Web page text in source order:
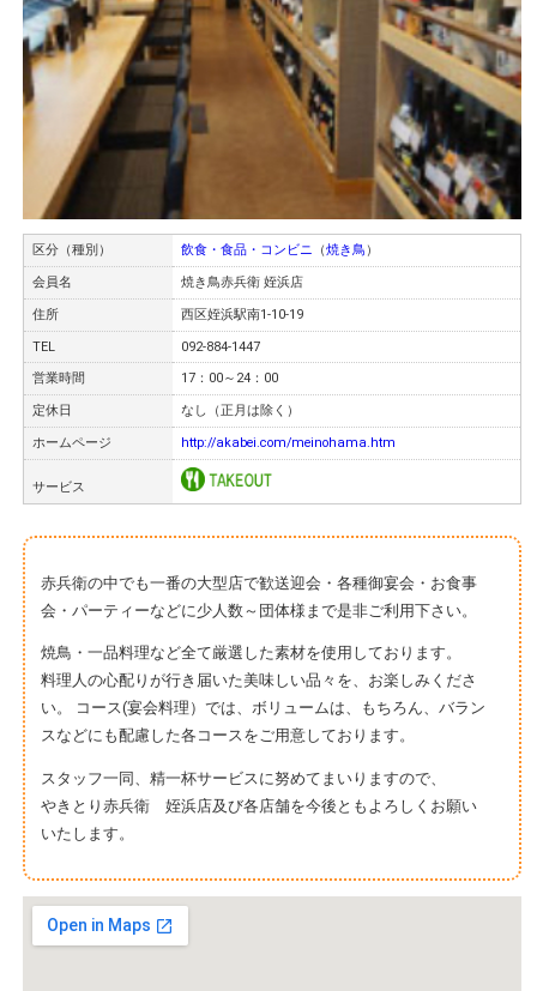
区分（種別） 飲食・食品・コンビニ （焼き⿃ ）
会員名 焼き鳥赤兵衛 姪浜店
住所 西区姪浜駅南1-10-19
TEL
092-884-1447
営業時間
17：00～24：00
定休日 なし（正月は除く）
ホームページ http://akabei.com/meinohama.htm
サービス
赤兵衛の中でも一番の大型店で歓送迎会・各種御宴会・お食事
会・パーティーなどに少人数～団体様まで是非ご利用下さい。
焼鳥・一品料理など全て厳選した素材を使用しております。
料理人の心配りが行き届いた美味しい品々を、お楽しみくださ
い。 コース(宴会料理）では、ボリュームは、もちろん、バラン
スなどにも配慮した各コースをご用意しております。
スタッフ一同、精一杯サービスに努めてまいりますので、
やきとり赤兵衛 姪浜店及び各店舗を今後ともよろしくお願い
いたします。